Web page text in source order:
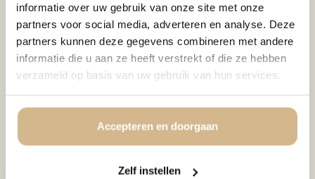
informatie over uw gebruik van onze site met onze
partners voor social media, adverteren en analyse. Deze
partners kunnen deze gegevens combineren met andere
informatie die u aan ze heeft verstrekt of die ze hebben
verzameld op basis van uw gebruik van hun services.
Accepteren en doorgaan
Zelf instellen
Breng warmte en elegantie in uw
interieur met een velvet deco panel.
Deze bijzondere wanddecoratie
onderscheidt zich door de zachte,
fluweelachtige toplaag die zorgt voor een
velvet afwerking geeft het kunstwerk diepte
en karakter, en maakt het een echte
blikvanger aan de muur.
velvet deco panelis een stijlvolle keuze